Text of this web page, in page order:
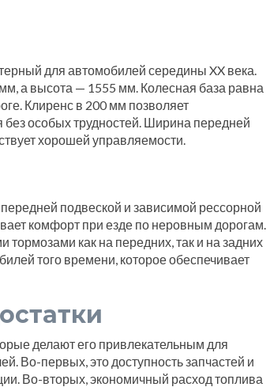
для автомобилей середины XX века.
а высота — 1555 мм. Колесная база равна
Клиренс в 200 мм позволяет
особых трудностей. Ширина передней
хорошей управляемости.
подвеской и зависимой рессорной
комфорт при езде по неровным дорогам.
как на передних, так и на задних
того времени, которое обеспечивает
делают его привлекательным для
Во-первых, это доступность запчастей и
Во-вторых, экономичный расход топлива